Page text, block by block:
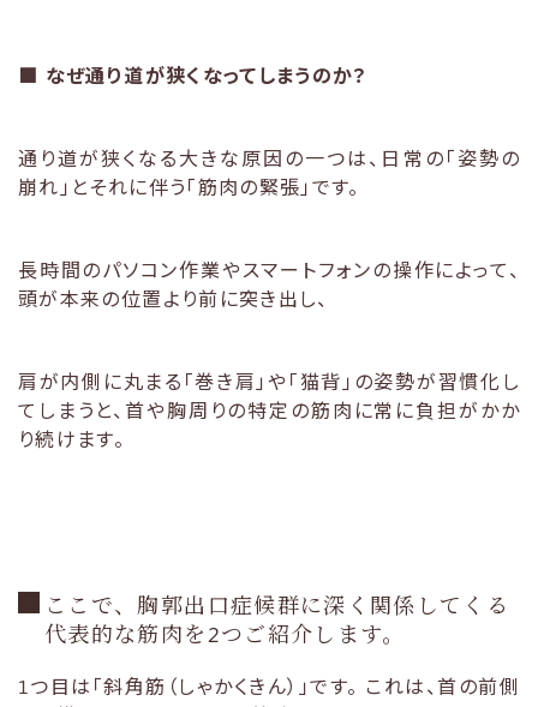
■ なぜ通り道が狭くなってしまうのか？
通り道が狭くなる大きな原因の一つは、日常の「姿勢の
崩れ」とそれに伴う「筋肉の緊張」です。
長時間のパソコン作業やスマートフォンの操作によって、
頭が本来の位置より前に突き出し、
肩が内側に丸まる「巻き肩」や「猫背」の姿勢が習慣化し
てしまうと、首や胸周りの特定の筋肉に常に負担がかか
り続けます。
ここで、胸郭出口症候群に深く関係してくる
代表的な筋肉を2つご紹介します。
1つ目は「斜角筋（しゃかくきん）」です。 これは、首の前側